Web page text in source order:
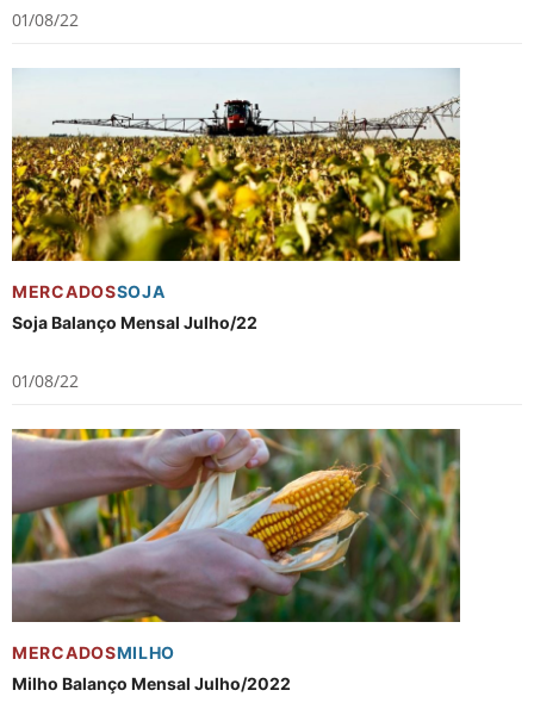
01/08/22
MERCADOSSOJA
Soja Balanço Mensal Julho/22
01/08/22
MERCADOSMILHO
Milho Balanço Mensal Julho/2022